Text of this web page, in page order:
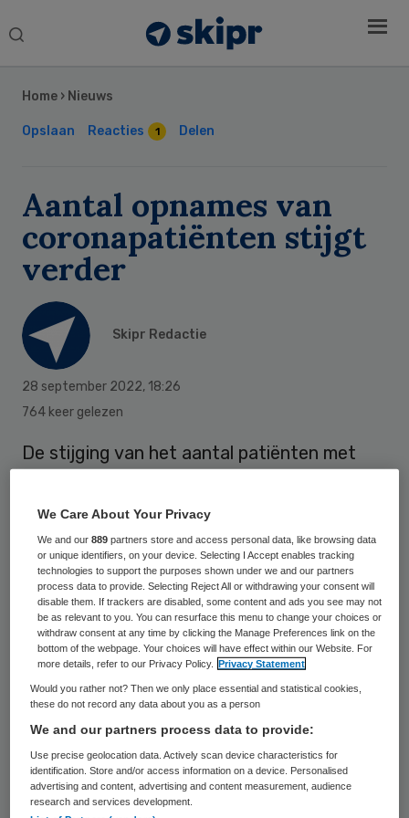
Search
Home › Nieuws
Opslaan Reacties 1 Delen
Aantal opnames van
coronapatiënten stijgt
verder
Skipr Redactie
28 september 2022, 18:26
764 keer gelezen
De stijging van het aantal patiënten met
ziekenhuizen zet door. Het aantal nieuwe
opnames lag de afgelopen 24 uur weer iets
hoger dan in het etmaal daarvoor. Volgens
cijfers van het Landelijk
Coördinatiecentrum Patiënten Spreiding
(LCPS) kwamen op verpleegafdelingen 118
nieuwe patiënten binnen die het virus
hebben opgelopen. Dat zijn er vijf meer dan
dinsdag en het hoogste aantal sinds 2
augustus.
Sidebar
We Care About Your Privacy
We and our889 partners store and access personal data, like browsing data
or unique identifiers, on your device. Selecting I Accept enables tracking
technologies to support the purposes shown under we and our partners
process data to provide. Selecting Reject All or withdrawing your consent will
disable them. If trackers are disabled, some content and ads you see may not
be as relevant to you. You can resurface this menu to change your choices or
withdraw consent at any time by clicking the Manage Preferences link on the
bottom of the webpage. Your choices will have effect within our Website. For
more details, refer to our Privacy Policy.
Privacy Statement
Would you rather not? Then we only place essential and statistical cookies,
these do not record any data about you as a person
We and our partners process data to provide:
Use precise geolocation data. Actively scan device characteristics for
identification. Store and/or access information on a device. Personalised
advertising and content, advertising and content measurement, audience
research and services development.